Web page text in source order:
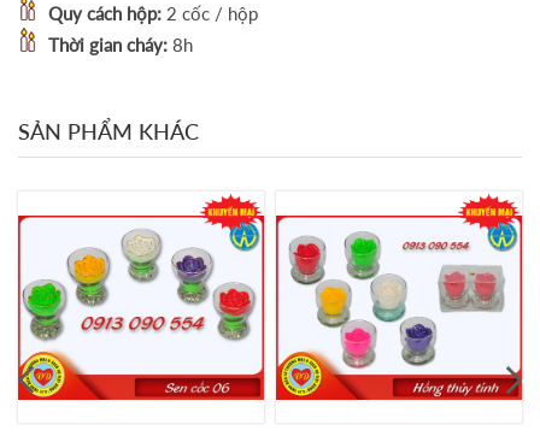
Quy cách hộp: 2 cốc / hộp
Thời gian cháy: 8h
SẢN PHẨM KHÁC